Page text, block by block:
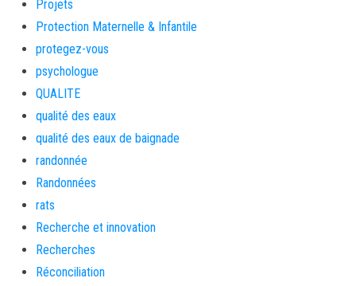
Projets
Protection Maternelle & Infantile
protegez-vous
psychologue
QUALITE
qualité des eaux
qualité des eaux de baignade
randonnée
Randonnées
rats
Recherche et innovation
Recherches
Réconciliation